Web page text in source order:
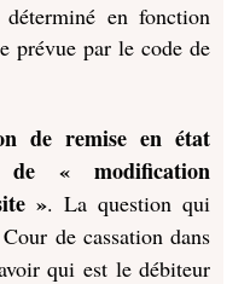
en fonction
prévue par le code de
de remise en état
de « modification
». La question qui
de cassation dans
qui est le débiteur